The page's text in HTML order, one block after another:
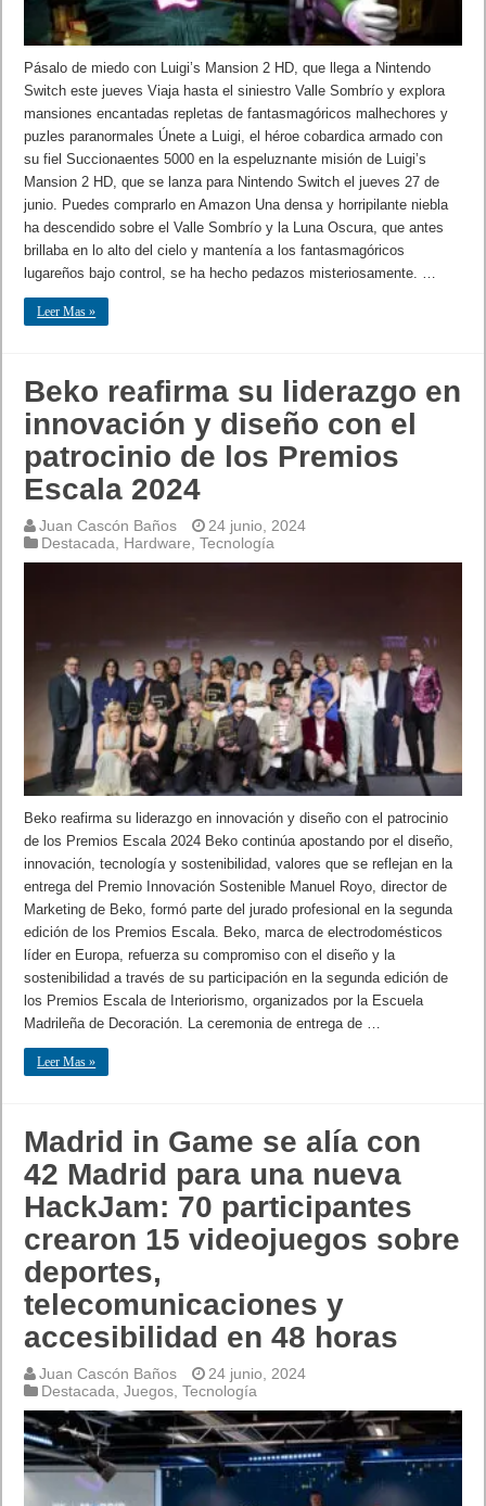
Pásalo de miedo con Luigi’s Mansion 2 HD, que llega a Nintendo
Switch este jueves Viaja hasta el siniestro Valle Sombrío y explora
mansiones encantadas repletas de fantasmagóricos malhechores y
puzles paranormales Únete a Luigi, el héroe cobardica armado con
su fiel Succionaentes 5000 en la espeluznante misión de Luigi’s
Mansion 2 HD, que se lanza para Nintendo Switch el jueves 27 de
junio. Puedes comprarlo en Amazon Una densa y horripilante niebla
ha descendido sobre el Valle Sombrío y la Luna Oscura, que antes
brillaba en lo alto del cielo y mantenía a los fantasmagóricos
lugareños bajo control, se ha hecho pedazos misteriosamente. …
Leer Mas »
Beko reafirma su liderazgo en
innovación y diseño con el
patrocinio de los Premios
Escala 2024
Juan Cascón Baños
24 junio, 2024
Destacada
Hardware ,Tecnología
Beko reafirma su liderazgo en innovación y diseño con el patrocinio
de los Premios Escala 2024 Beko continúa apostando por el diseño,
innovación, tecnología y sostenibilidad, valores que se reflejan en la
entrega del Premio Innovación Sostenible Manuel Royo, director de
Marketing de Beko, formó parte del jurado profesional en la segunda
edición de los Premios Escala. Beko, marca de electrodomésticos
líder en Europa, refuerza su compromiso con el diseño y la
sostenibilidad a través de su participación en la segunda edición de
los Premios Escala de Interiorismo, organizados por la Escuela
Madrileña de Decoración. La ceremonia de entrega de …
Leer Mas »
Madrid in Game se alía con
42 Madrid para una nueva
HackJam: 70 participantes
crearon 15 videojuegos sobre
deportes,
telecomunicaciones y
accesibilidad en 48 horas
Juan Cascón Baños
24 junio, 2024
Destacada ,Juegos ,Tecnología